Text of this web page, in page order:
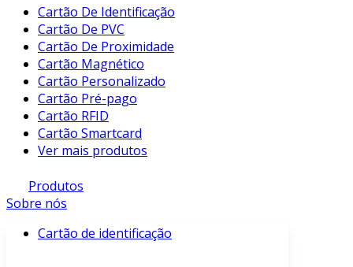
Cartão De Identificação
Cartão De PVC
Cartão De Proximidade
Cartão Magnético
Cartão Personalizado
Cartão Pré-pago
Cartão RFID
Cartão Smartcard
Ver mais produtos
Produtos
Sobre nós
Cartão de identificação